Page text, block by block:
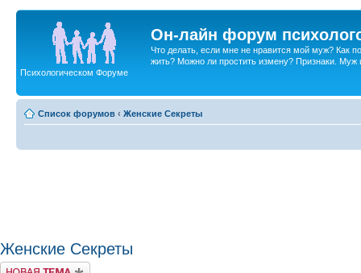
Он-лайн форум
Что делать, если мне не нравится мой муж? Как
жить? Можно ли простить измену? Признаки. Муж
Психологическом Форуме
Список форумов ‹ Женские Секреты
Женские Секреты
Новая тема